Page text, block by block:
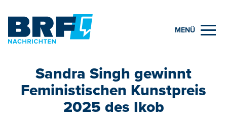
MENÜ
Sandra Singh gewinnt
Feministischen Kunstpreis
2025 des Ikob